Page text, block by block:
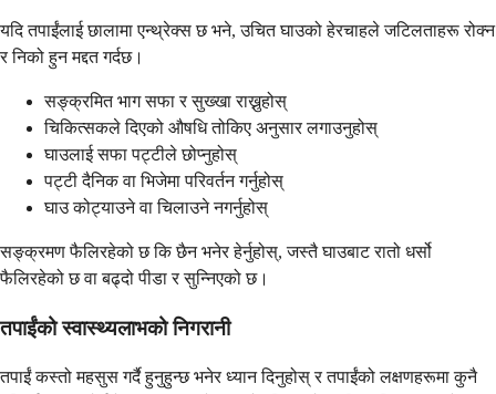
यदि तपाईंलाई छालामा एन्थ्रेक्स छ भने, उचित घाउको हेरचाहले जटिलताहरू रोक्न
र निको हुन मद्दत गर्दछ।
सङ्क्रमित भाग सफा र सुख्खा राख्नुहोस्
चिकित्सकले दिएको औषधि तोकिए अनुसार लगाउनुहोस्
घाउलाई सफा पट्टीले छोप्नुहोस्
पट्टी दैनिक वा भिजेमा परिवर्तन गर्नुहोस्
घाउ कोट्याउने वा चिलाउने नगर्नुहोस्
सङ्क्रमण फैलिरहेको छ कि छैन भनेर हेर्नुहोस्, जस्तै घाउबाट रातो धर्सो
फैलिरहेको छ वा बढ्दो पीडा र सुन्निएको छ।
तपाईंको स्वास्थ्यलाभको निगरानी
तपाईं कस्तो महसुस गर्दै हुनुहुन्छ भनेर ध्यान दिनुहोस् र तपाईंको लक्षणहरूमा कुनै